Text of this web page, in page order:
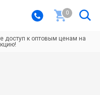
0
доступ к оптовым ценам на